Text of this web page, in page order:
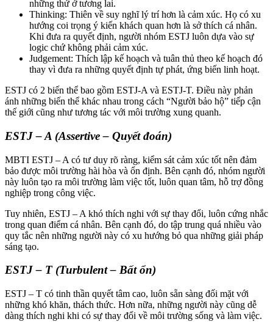
những thứ ở tương lai.
Thinking: Thiên về suy nghĩ lý trí hơn là cảm xúc. Họ có xu
hướng coi trọng ý kiến khách quan hơn là sở thích cá nhân.
Khi đưa ra quyết định, người nhóm ESTJ luôn dựa vào sự
logic chứ không phải cảm xúc.
Judgement: Thích lập kế hoạch và tuân thủ theo kế hoạch đó
thay vì đưa ra những quyết định tự phát, ứng biến linh hoạt.
ESTJ có 2 biến thể bao gồm ESTJ-A và ESTJ-T. Điều này phản
ánh những biến thể khác nhau trong cách “Người bảo hộ” tiếp cận
thế giới cũng như tương tác với môi trường xung quanh.
ESTJ – A (Assertive – Quyết đoán)
MBTI ESTJ – A có tư duy rõ ràng, kiểm sát cảm xúc tốt nên đảm
bảo được môi trường hài hòa và ổn định. Bên cạnh đó, nhóm người
này luôn tạo ra môi trường làm việc tốt, luôn quan tâm, hỗ trợ đồng
nghiệp trong công việc.
Tuy nhiên, ESTJ – A khó thích nghi với sự thay đổi, luôn cứng nhắc
trong quan điểm cá nhân. Bên cạnh đó, do tập trung quá nhiều vào
quy tắc nên những người này có xu hướng bỏ qua những giải pháp
sáng tạo.
ESTJ – T (Turbulent – Bất ổn)
ESTJ – T có tinh thần quyết tâm cao, luôn sẵn sàng đối mặt với
những khó khăn, thách thức. Hơn nữa, những người này cũng dễ
dàng thích nghi khi có sự thay đổi về môi trường sống và làm việc.